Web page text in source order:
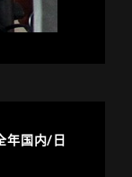
年国内/日